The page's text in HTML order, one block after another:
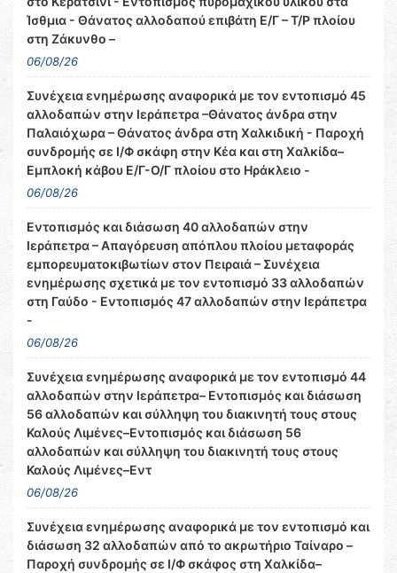
Ίσθμια - Θάνατος αλλοδαπού επιβάτη Ε/Γ – Τ/Ρ πλοίου
στη Ζάκυνθο –
06/08/26
Συνέχεια ενημέρωσης αναφορικά με τον εντοπισμό 45
αλλοδαπών στην Ιεράπετρα –Θάνατος άνδρα στην
Παλαιόχωρα – Θάνατος άνδρα στη Χαλκιδική - Παροχή
συνδρομής σε Ι/Φ σκάφη στην Κέα και στη Χαλκίδα–
Εμπλοκή κάβου Ε/Γ-Ο/Γ πλοίου στο Ηράκλειο -
06/08/26
Εντοπισμός και διάσωση 40 αλλοδαπών στην
Ιεράπετρα – Απαγόρευση απόπλου πλοίου μεταφοράς
εμπορευματοκιβωτίων στον Πειραιά – Συνέχεια
ενημέρωσης σχετικά με τον εντοπισμό 33 αλλοδαπών
στη Γαύδο - Εντοπισμός 47 αλλοδαπών στην Ιεράπετρα
-
06/08/26
Συνέχεια ενημέρωσης αναφορικά με τον εντοπισμό 44
αλλοδαπών στην Ιεράπετρα– Εντοπισμός και διάσωση
56 αλλοδαπών και σύλληψη του διακινητή τους στους
Καλούς Λιμένες–Εντοπισμός και διάσωση 56
αλλοδαπών και σύλληψη του διακινητή τους στους
Καλούς Λιμένες–Εντ
06/08/26
Συνέχεια ενημέρωσης αναφορικά με τον εντοπισμό και
διάσωση 32 αλλοδαπών από το ακρωτήριο Ταίναρο –
Παροχή συνδρομής σε Ι/Φ σκάφος στη Χαλκίδα–